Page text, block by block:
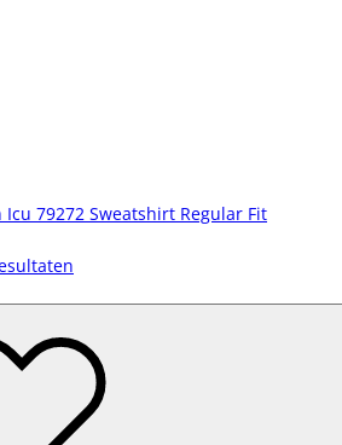
Icu 79272 Sweatshirt Regular Fit